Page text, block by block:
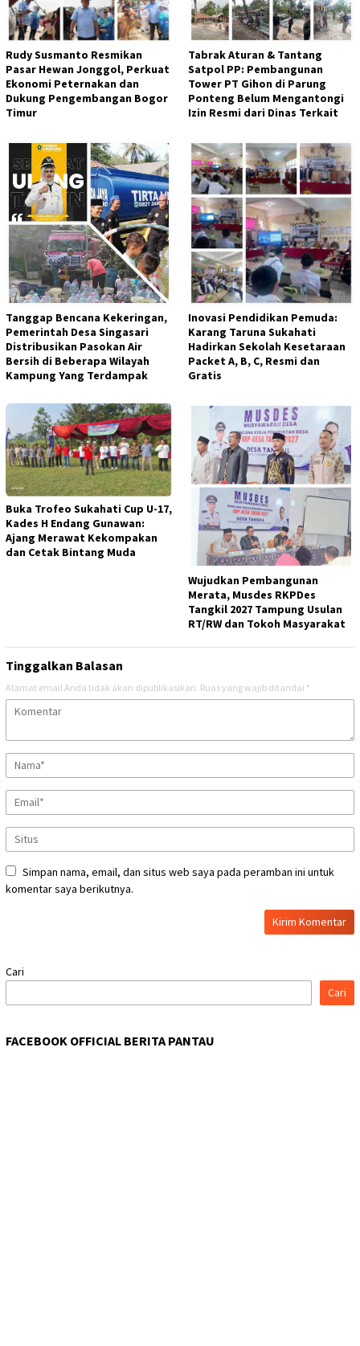
Rudy Susmanto Resmikan
Pasar Hewan Jonggol, Perkuat
Ekonomi Peternakan dan
Dukung Pengembangan Bogor
Timur
Tabrak Aturan & Tantang
Satpol PP: Pembangunan
Tower PT Gihon di Parung
Ponteng Belum Mengantongi
Izin Resmi dari Dinas Terkait
Tanggap Bencana Kekeringan,
Pemerintah Desa Singasari
Distribusikan Pasokan Air
Bersih di Beberapa Wilayah
Kampung Yang Terdampak
Inovasi Pendidikan Pemuda:
Karang Taruna Sukahati
Hadirkan Sekolah Kesetaraan
Packet A, B, C, Resmi dan
Gratis
Buka Trofeo Sukahati Cup U-17,
Kades H Endang Gunawan:
Ajang Merawat Kekompakan
dan Cetak Bintang Muda
Wujudkan Pembangunan
Merata, Musdes RKPDes
Tangkil 2027 Tampung Usulan
RT/RW dan Tokoh Masyarakat
Tinggalkan Balasan
Alamat email Anda tidak akan dipublikasikan. Ruas yang wajib ditandai *
Simpan nama, email, dan situs web saya pada peramban ini untuk
komentar saya berikutnya.
Cari
Cari
FACEBOOK OFFICIAL BERITA PANTAU